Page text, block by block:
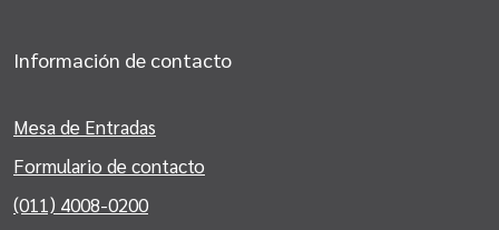
Información de contacto
Mesa de Entradas
Formulario de contacto
(011) 4008-0200